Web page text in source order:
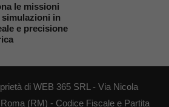
le missioni
in
e precisione
di WEB 365 SRL - Via Nicola
(RM) - Codice Fiscale e Partita